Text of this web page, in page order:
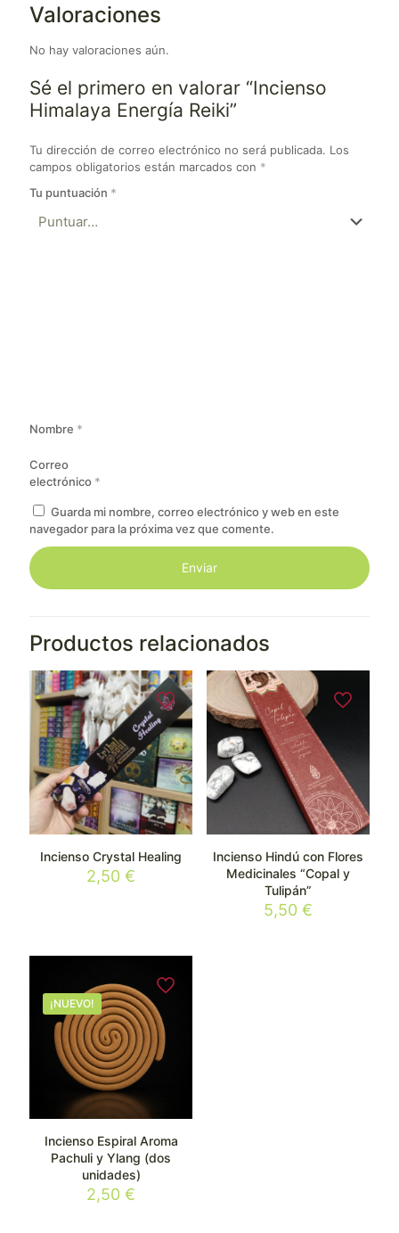
Valoraciones
No hay valoraciones aún.
Sé el primero en valorar “Incienso
Himalaya Energía Reiki”
Tu dirección de correo electrónico no será publicada. Los
campos obligatorios están marcados con *
Tu puntuación *
Nombre *
Correo
electrónico *
Guarda mi nombre, correo electrónico y web en este
navegador para la próxima vez que comente.
Productos relacionados
Incienso Crystal Healing
2,50€
Incienso Hindú con Flores
Medicinales “Copal y
Tulipán”
5,50 €
¡NUEVO!
Incienso Espiral Aroma
Pachuli y Ylang (dos
unidades)
2,50€